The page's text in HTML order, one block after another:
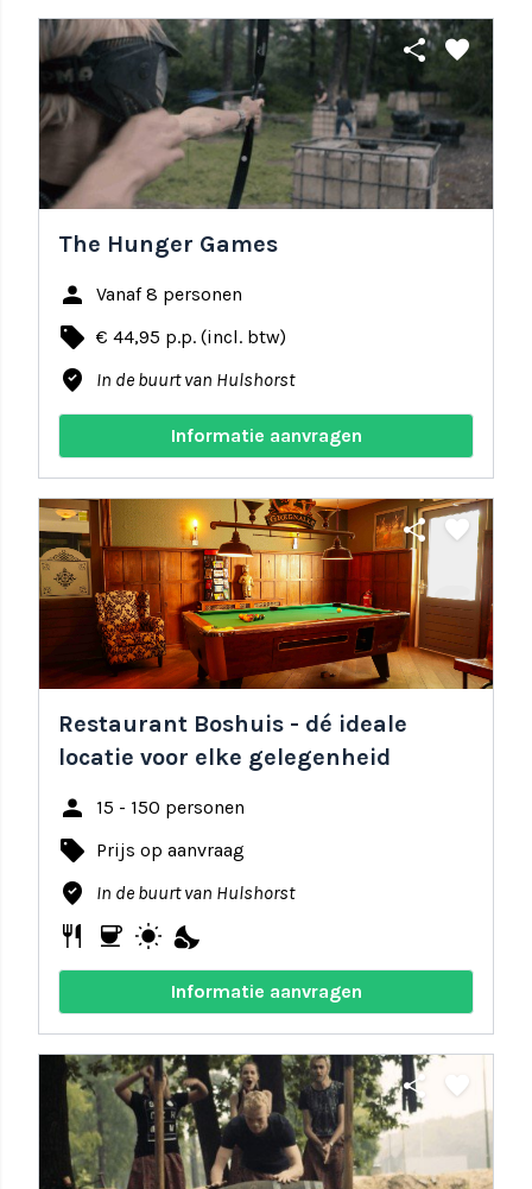
share favorite
The Hunger Games
person Vanaf 8 personen
local_offer € 44,95 p.p. (incl. btw)
where_to_vote In de buurt van Hulshorst
Informatie aanvragen
share favorite
Restaurant Boshuis - dé ideale
locatie voor elke gelegenheid
person 15 - 150 personen
local_offer Prijs op aanvraag
where_to_vote In de buurt van Hulshorst
restaurant coffee wb_sunny nights_stay
Informatie aanvragen
share favorite